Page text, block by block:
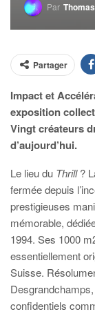
Par
Partager
Impact et
exposition
Vingt créateurs
d’aujourd’hui.
Le lieu du Thrill?
fermée depuis
prestigieuses
mémorable,
1994. Ses 1000
essentiellement
Suisse.
confidentiels